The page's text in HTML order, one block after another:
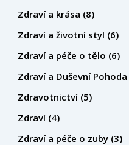
Zdraví a krása (8)
Zdraví a životní styl (6)
Zdraví a péče o tělo (6)
Zdraví a Duševní Pohoda
Zdravotnictví (5)
Zdraví (4)
Zdraví a péče o zuby (3)